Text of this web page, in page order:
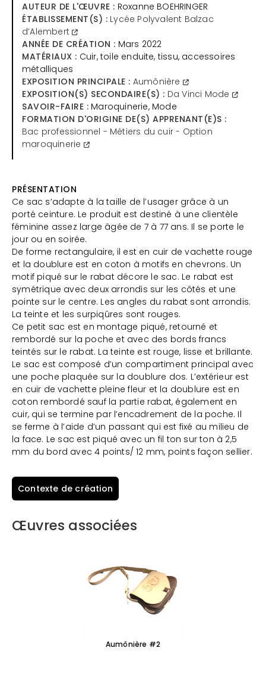
AUTEUR DE L'ŒUVRE : Roxanne BOEHRINGER
ÉTABLISSEMENT(S) : Lycée Polyvalent Balzac
d’Alembert
ANNÉE DE CRÉATION : Mars 2022
MATÉRIAUX : Cuir, toile enduite, tissu, accessoires
métalliques
EXPOSITION PRINCIPALE : Aumônière
EXPOSITION(S) SECONDAIRE(S) : Da Vinci Mode
SAVOIR-FAIRE : Maroquinerie, Mode
FORMATION D'ORIGINE DE(S) APPRENANT(E)S :
Bac professionnel - Métiers du cuir - Option
maroquinerie
PRÉSENTATION
Ce sac s’adapte à la taille de l’usager grâce à un
porté ceinture. Le produit est destiné à une clientèle
féminine assez large âgée de 7 à 77 ans. Il se porte le
jour ou en soirée.
De forme rectangulaire, il est en cuir de vachette rouge
et la doublure est en coton à motifs en chevrons. Un
motif piqué sur le rabat décore le sac. Le rabat est
symétrique avec deux arrondis sur les côtés et une
pointe sur le centre. Les angles du rabat sont arrondis.
La teinte et les surpiqûres sont rouges.
Ce petit sac est en montage piqué, retourné et
rembordé sur la poche et avec des bords francs
teintés sur le rabat. La teinte est rouge, lisse et brillante.
Le sac est composé d’un compartiment principal avec
une poche plaquée sur la doublure dos. L’extérieur est
en cuir de vachette pleine fleur et la doublure est en
coton rembordé sauf la partie rabat, également en
cuir, qui se termine par l’encadrement de la poche. Il
se ferme à l’aide d’un passant qui est fixé au milieu de
la face. Le sac est piqué avec un fil ton sur ton à 2,5
mm du bord avec 4 points/ 12 mm, points façon sellier.
Contexte de création
Œuvres associées
Aumônière #2